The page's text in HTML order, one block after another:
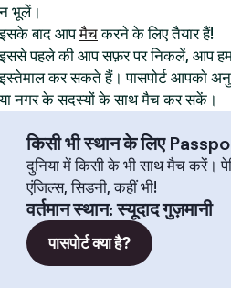
न भूलें।
इसके बाद आपमैचकरने के लिए तैयार हैं!
इससे पहले की आप सफ़र पर निकलें, आप
इस्तेमाल कर सकते हैं। पासपोर्ट आपको
या नगर के सदस्यों के साथ मैच कर सकें।
किसी भी स्थान के लिए
दुनिया में किसी के भी साथ मैच करें।
एंजिल्स, सिडनी, कहीं भी!
वर्तमान स्थान:स्यूदाद गुज़मानी
पासपोर्ट क्या है?